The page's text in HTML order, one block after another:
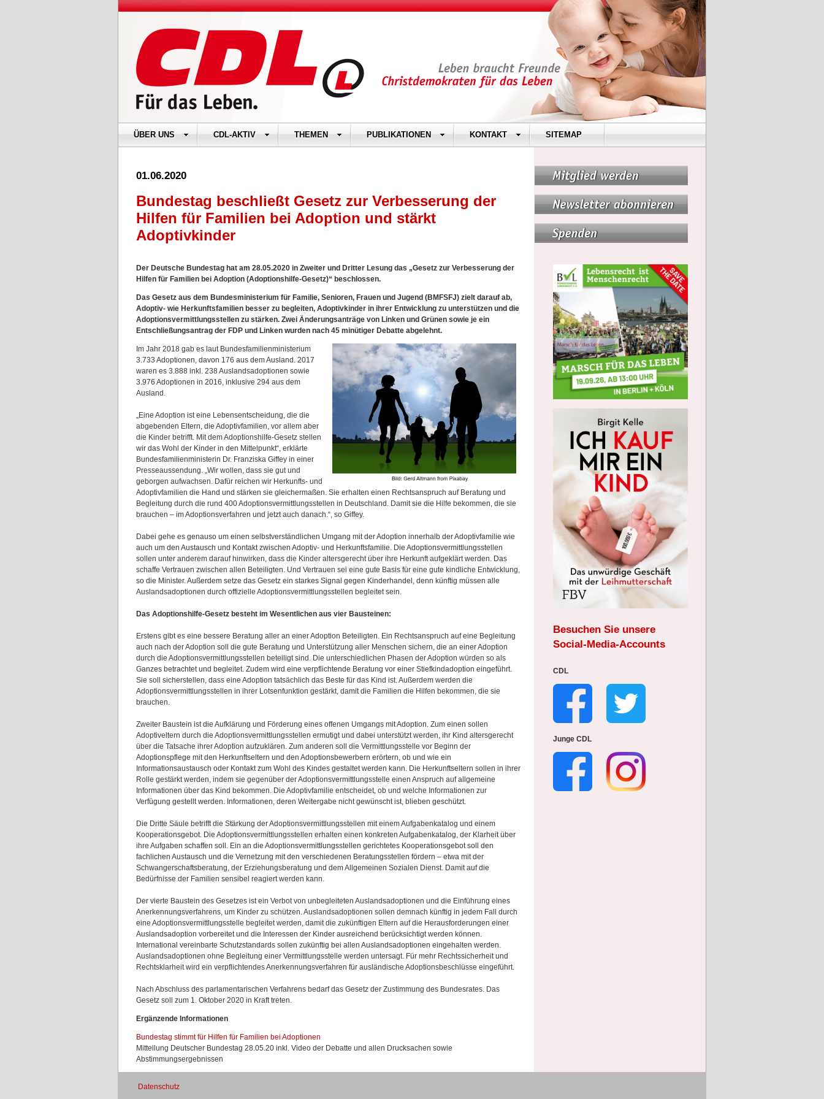
ÜBER UNS CDL-AKTIV THEMEN PUBLIKATIONEN KONTAKT SITEMAP
01.06.2020
Bundestag beschließt Gesetz zur Verbesserung der
Hilfen für Familien bei Adoption und stärkt
Adoptivkinder
Der Deutsche Bundestag hat am 28.05.2020 in Zweiter und Dritter Lesung das „Gesetz zur Verbesserung der
Hilfen für Familien bei Adoption (Adoptionshilfe-Gesetz)“ beschlossen.
Das Gesetz aus dem Bundesministerium für Familie, Senioren, Frauen und Jugend (BMFSFJ) zielt darauf ab,
Adoptiv- wie Herkunftsfamilien besser zu begleiten, Adoptivkinder in ihrer Entwicklung zu unterstützen und die
Adoptionsvermittlungsstellen zu stärken. Zwei Änderungsanträge von Linken und Grünen sowie je ein
Entschließungsantrag der FDP und Linken wurden nach 45 minütiger Debatte abgelehnt.
Im Jahr 2018 gab es laut Bundesfamilienministerium
3.733 Adoptionen, davon 176 aus dem Ausland. 2017
waren es 3.888 inkl. 238 Auslandsadoptionen sowie
3.976 Adoptionen in 2016, inklusive 294 aus dem
Ausland.
„Eine Adoption ist eine Lebensentscheidung, die die
abgebenden Eltern, die Adoptivfamilien, vor allem aber
die Kinder betrifft. Mit dem Adoptionshilfe-Gesetz stellen
wir das Wohl der Kinder in den Mittelpunkt“, erklärte
Bundesfamilienministerin Dr. Franziska Giffey in einer
Presseaussendung. „Wir wollen, dass sie gut und
geborgen aufwachsen. Dafür reichen wir Herkunfts- und
Adoptivfamilien die Hand und stärken sie gleichermaßen. Sie erhalten einen Rechtsanspruch auf Beratung und
Begleitung durch die rund 400 Adoptionsvermittlungsstellen in Deutschland. Damit sie die Hilfe bekommen, die sie
brauchen – im Adoptionsverfahren und jetzt auch danach.“, so Giffey.
Dabei gehe es genauso um einen selbstverständlichen Umgang mit der Adoption innerhalb der Adoptivfamilie wie
auch um den Austausch und Kontakt zwischen Adoptiv- und Herkunftsfamilie. Die Adoptionsvermittlungsstellen
sollen unter anderem darauf hinwirken, dass die Kinder altersgerecht über ihre Herkunft aufgeklärt werden. Das
schaffe Vertrauen zwischen allen Beteiligten. Und Vertrauen sei eine gute Basis für eine gute kindliche Entwicklung,
so die Minister. Außerdem setze das Gesetz ein starkes Signal gegen Kinderhandel, denn künftig müssen alle
Auslandsadoptionen durch offizielle Adoptionsvermittlungsstellen begleitet sein.
Das Adoptionshilfe-Gesetz besteht im Wesentlichen aus vier Bausteinen:
Erstens gibt es eine bessere Beratung aller an einer Adoption Beteiligten. Ein Rechtsanspruch auf eine Begleitung
auch nach der Adoption soll die gute Beratung und Unterstützung aller Menschen sichern, die an einer Adoption
durch die Adoptionsvermittlungsstellen beteiligt sind. Die unterschiedlichen Phasen der Adoption würden so als
Ganzes betrachtet und begleitet. Zudem wird eine verpflichtende Beratung vor einer Stiefkindadoption eingeführt.
Sie soll sicherstellen, dass eine Adoption tatsächlich das Beste für das Kind ist. Außerdem werden die
Adoptionsvermittlungsstellen in ihrer Lotsenfunktion gestärkt, damit die Familien die Hilfen bekommen, die sie
brauchen.
Zweiter Baustein ist die Aufklärung und Förderung eines offenen Umgangs mit Adoption. Zum einen sollen
Adoptiveltern durch die Adoptionsvermittlungsstellen ermutigt und dabei unterstützt werden, ihr Kind altersgerecht
über die Tatsache ihrer Adoption aufzuklären. Zum anderen soll die Vermittlungsstelle vor Beginn der
Adoptionspflege mit den Herkunftseltern und den Adoptionsbewerbern erörtern, ob und wie ein
Informationsaustausch oder Kontakt zum Wohl des Kindes gestaltet werden kann. Die Herkunftseltern sollen in ihrer
Rolle gestärkt werden, indem sie gegenüber der Adoptionsvermittlungsstelle einen Anspruch auf allgemeine
Informationen über das Kind bekommen. Die Adoptivfamilie entscheidet, ob und welche Informationen zur
Verfügung gestellt werden. Informationen, deren Weitergabe nicht gewünscht ist, blieben geschützt.
Die Dritte Säule betrifft die Stärkung der Adoptionsvermittlungsstellen mit einem Aufgabenkatalog und einem
Kooperationsgebot. Die Adoptionsvermittlungsstellen erhalten einen konkreten Aufgabenkatalog, der Klarheit über
ihre Aufgaben schaffen soll. Ein an die Adoptionsvermittlungsstellen gerichtetes Kooperationsgebot soll den
fachlichen Austausch und die Vernetzung mit den verschiedenen Beratungsstellen fördern – etwa mit der
Schwangerschaftsberatung, der Erziehungsberatung und dem Allgemeinen Sozialen Dienst. Damit auf die
Bedürfnisse der Familien sensibel reagiert werden kann.
Der vierte Baustein des Gesetzes ist ein Verbot von unbegleiteten Auslandsadoptionen und die Einführung eines
Anerkennungsverfahrens, um Kinder zu schützen. Auslandsadoptionen sollen demnach künftig in jedem Fall durch
eine Adoptionsvermittlungsstelle begleitet werden, damit die zukünftigen Eltern auf die Herausforderungen einer
Auslandsadoption vorbereitet und die Interessen der Kinder ausreichend berücksichtigt werden können.
International vereinbarte Schutzstandards sollen zukünftig bei allen Auslandsadoptionen eingehalten werden.
Auslandsadoptionen ohne Begleitung einer Vermittlungsstelle werden untersagt. Für mehr Rechtssicherheit und
Rechtsklarheit wird ein verpflichtendes Anerkennungsverfahren für ausländische Adoptionsbeschlüsse eingeführt.
Nach Abschluss des parlamentarischen Verfahrens bedarf das Gesetz der Zustimmung des Bundesrates. Das
Gesetz soll zum 1. Oktober 2020 in Kraft treten.
Ergänzende Informationen
Bundestag stimmt für Hilfen für Fa­milien bei Adop­tionen
Mitteilung Deutscher Bundestag 28.05.20 inkl. Video der Debatte und allen Drucksachen sowie
Abstimmungsergebnissen
Besuchen Sie unsere
Social-Media-Accounts
CDL
Junge CDL
Datenschutz